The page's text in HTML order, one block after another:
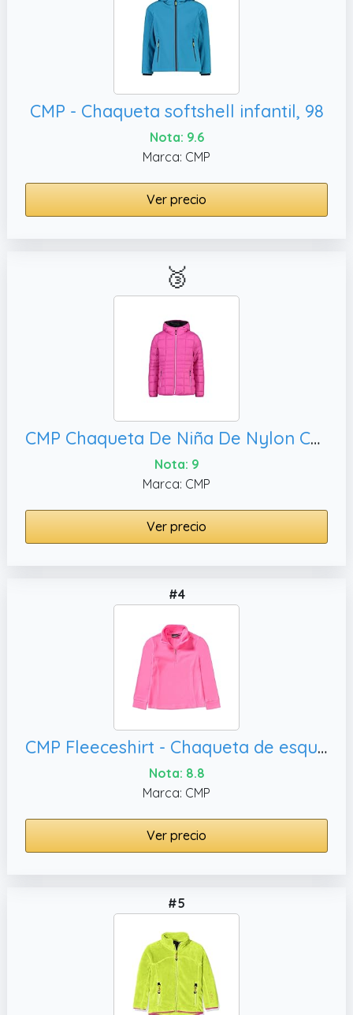
CMP - Chaqueta softshell infantil, 98
Nota: 9.6
Marca: CMP
Ver precio
🥉
CMP Chaqueta De Niña De Nylon Con Capucha Fija Chaqueta De Niña De Nylon Con Capucha Fija Unisex - Niños y Niños
Nota: 9
Marca: CMP
Ver precio
#4
CMP Fleeceshirt - Chaqueta de esquí­ para niño, talla 14 años (162 cm)
Nota: 8.8
Marca: CMP
Ver precio
#5